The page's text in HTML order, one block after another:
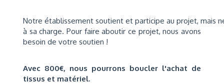
Notre établissement soutient et participe au projet, mais
à sa charge. Pour faire aboutir ce projet, nous avons
besoin de votre soutien !
Avec 800€, nous pourrons boucler l'achat de
tissus et matériel.